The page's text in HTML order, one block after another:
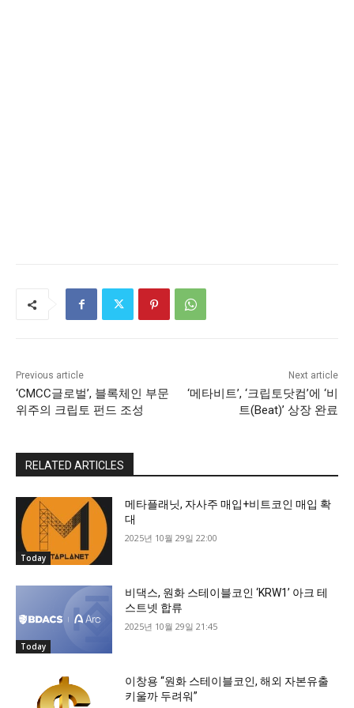
Previous article
‘CMCC글로벌’, 블록체인 부문
위주의 크립토 펀드 조성
Next article
‘메타비트’, ‘크립토닷컴’에 ‘비
트(Beat)’ 상장 완료
RELATED ARTICLES
Today
메타플래닛, 자사주 매입+비트코인 매입 확
대
2025년 10월 29일 22:00
Today
비댁스, 원화 스테이블코인 ‘KRW1’ 아크 테
스트넷 합류
2025년 10월 29일 21:45
이창용 “원화 스테이블코인, 해외 자본유출
키울까 두려워”